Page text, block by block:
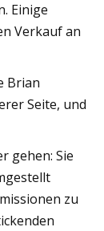
Einige
Verkauf an
Brian
Seite, und
gehen: Sie
zu